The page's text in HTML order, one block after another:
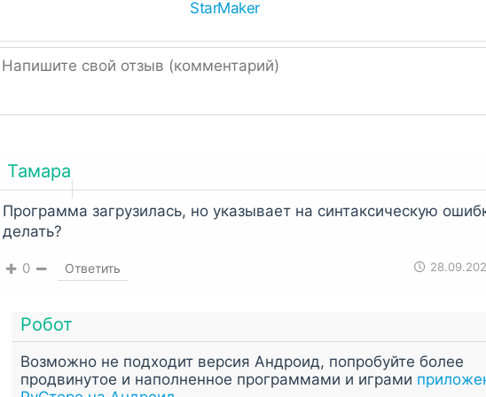
Однако, если ссылка подписана, как ZIP или RAR, значит архив
StarMaker
Тамара
Программа загрузилась, но указывает на синтаксическую
делать?
0 Ответить
Робот
Возможно не подходит версия Андроид, попробуйте более
продвинутое и наполненное программами и играми